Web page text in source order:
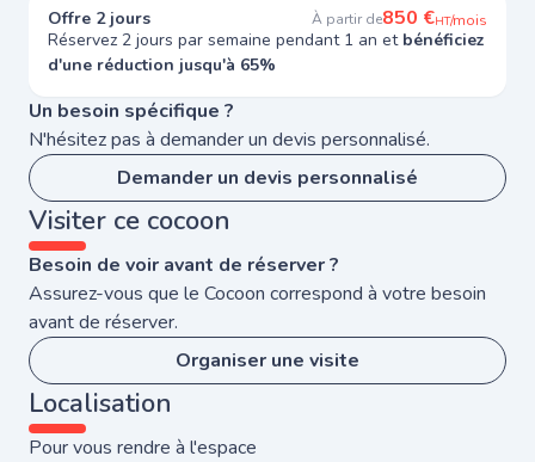
Offre 2 jours À partir de850 €HT/mois
Réservez 2 jours par semaine pendant 1 an et bénéficiez
d'une réduction jusqu'à 65%
Un besoin spécifique ?
N'hésitez pas à demander un devis personnalisé.
Demander un devis personnalisé
Visiter ce cocoon
Besoin de voir avant de réserver ?
Assurez-vous que le Cocoon correspond à votre besoin
avant de réserver.
Organiser une visite
Localisation
Pour vous rendre à l'espace